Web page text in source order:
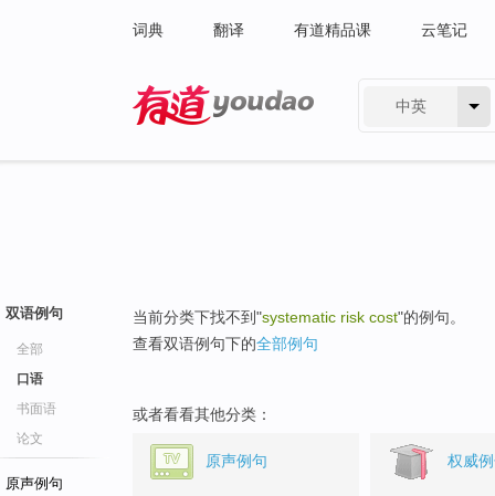
词典 翻译 有道精品课 云笔记
中英
双语例句
全部
口语
书面语
论文
原声例句
当前分类下找不到"systematic risk cost"的例句。
查看双语例句下的全部例句
或者看看其他分类：
原声例句 权威